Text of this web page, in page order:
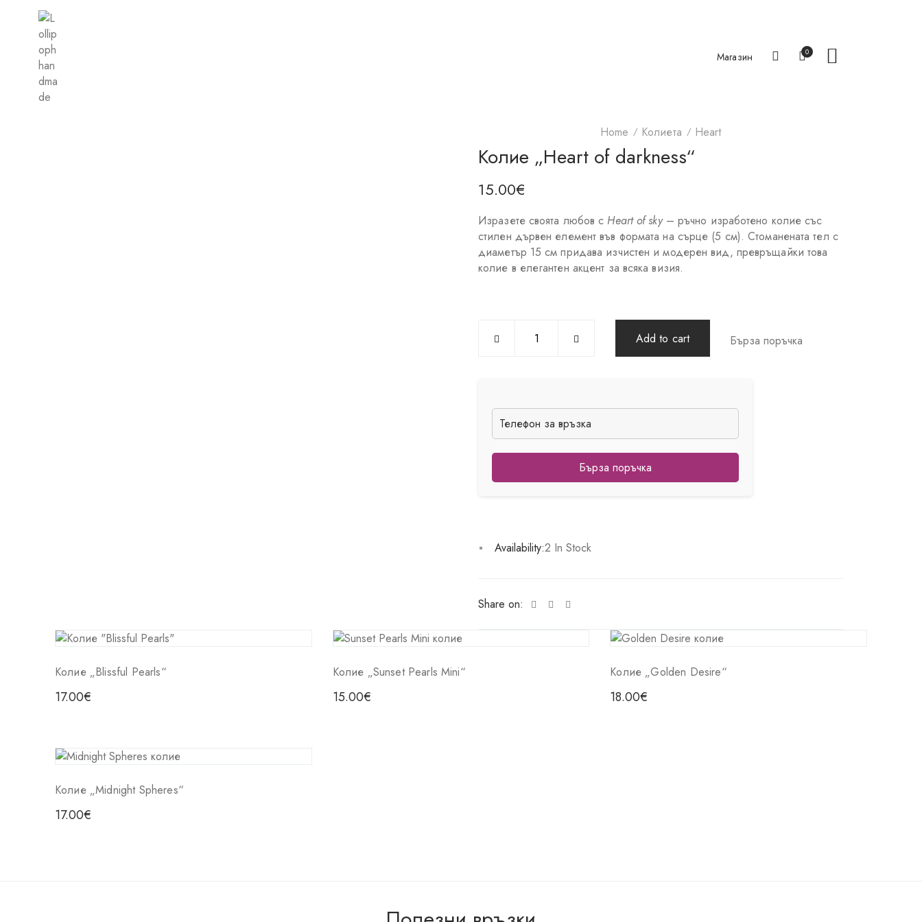
Магазин 0
Home Колиета Heart
Колие „Heart of darkness“
15.00€
Изразете своята любов с Heart of sky– ръчно изработено колие със
стилен дървен елемент във формата на сърце (5 см). Стоманената тел с
диаметър 15 см придава изчистен и модерен вид, превръщайки това
колие в елегантен акцент за всяка визия.
Add to cart Бърза поръчка
Бърза поръчка
Availability:2 In Stock
Share on:
Колие „Blissful Pearls“
17.00€
Колие „Sunset Pearls Mini“
15.00€
Колие „Golden Desire“
18.00€
Колие „Midnight Spheres“
17.00€